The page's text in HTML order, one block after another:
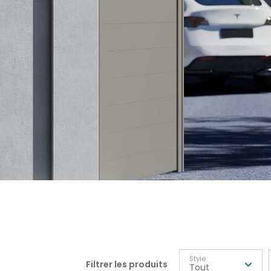
Filtrer les produits
Style
Tout